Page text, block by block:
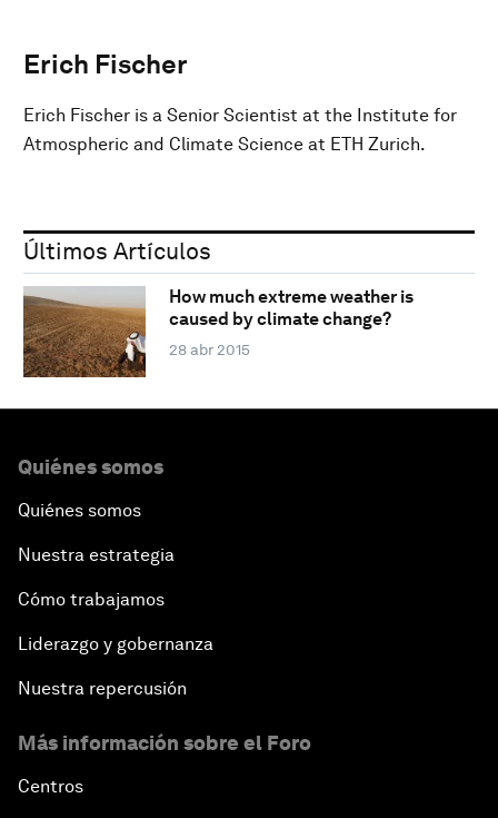
Erich Fischer
Erich Fischer is a Senior Scientist at the Institute for
Atmospheric and Climate Science at ETH Zurich.
Últimos Artículos
How much extreme weather is
caused by climate change?
28 abr 2015
Quiénes somos
Quiénes somos
Nuestra estrategia
Cómo trabajamos
Liderazgo y gobernanza
Nuestra repercusión
Más información sobre el Foro
Centros